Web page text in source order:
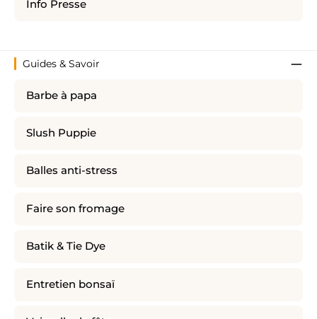
Info Presse
Guides & Savoir
Barbe à papa
Slush Puppie
Balles anti-stress
Faire son fromage
Batik & Tie Dye
Entretien bonsaï